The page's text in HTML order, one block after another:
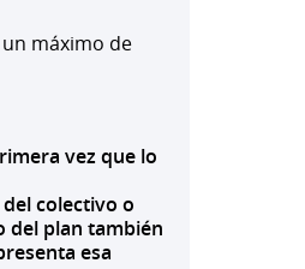
máximo de
vez que lo
colectivo o
del plan también
esa